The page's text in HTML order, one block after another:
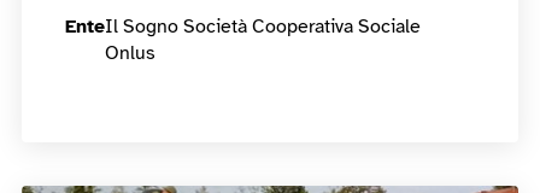
EnteIl Sogno Società Cooperativa Sociale
Onlus